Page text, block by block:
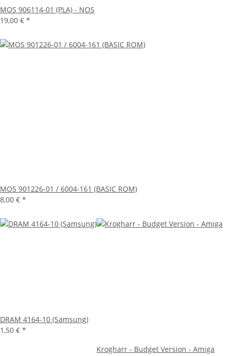
MOS 906114-01 (PLA) - NOS
19,00 € *
MOS 901226-01 / 6004-161 (BASIC ROM)
8,00 € *
DRAM 4164-10 (Samsung)
1,50 € *
Krogharr - Budget Version - Amiga